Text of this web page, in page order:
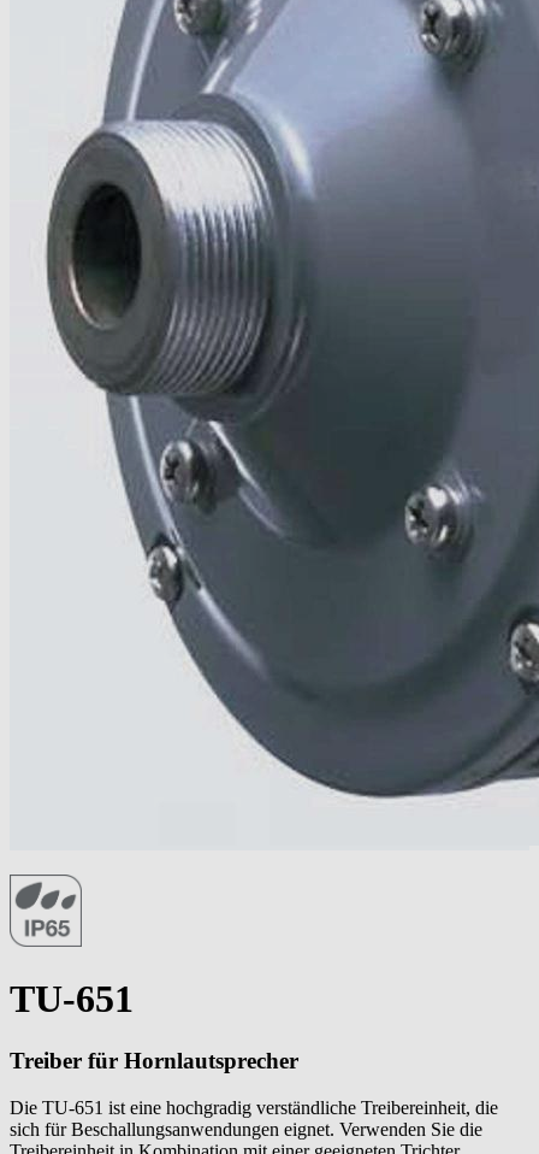
TU-651
Treiber für Hornlautsprecher
Die TU-651 ist eine hochgradig verständliche Treibereinheit, die
sich für Beschallungsanwendungen eignet. Verwenden Sie die